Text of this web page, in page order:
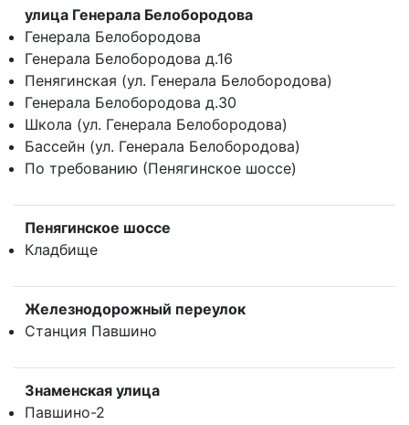
улица Генерала Белобородова
Генерала Белобородова
Генерала Белобородова д.16
Пенягинская (ул. Генерала Белобородова)
Генерала Белобородова д.30
Школа (ул. Генерала Белобородова)
Бассейн (ул. Генерала Белобородова)
По требованию (Пенягинское шоссе)
Пенягинское шоссе
Кладбище
Железнодорожный переулок
Станция Павшино
Знаменская улица
Павшино-2